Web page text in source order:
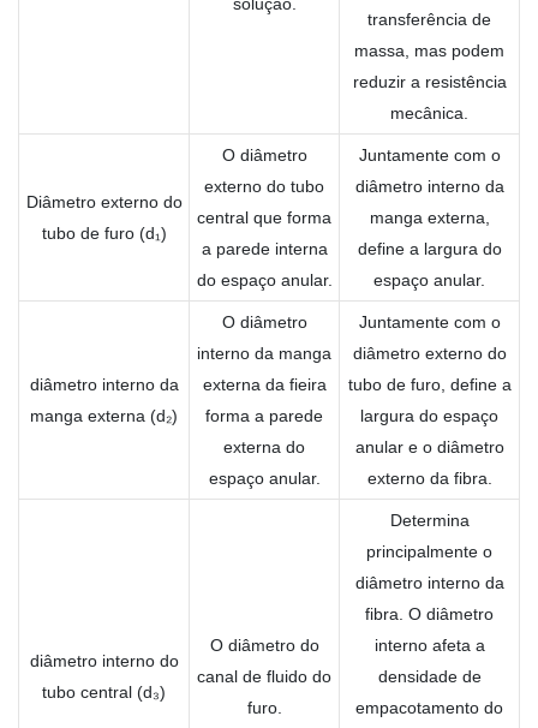
solução.
transferência de
massa, mas podem
reduzir a resistência
mecânica.
Diâmetro externo do
tubo de furo (d₁)
O diâmetro
externo do tubo
central que forma
a parede interna
do espaço anular.
Juntamente com o
diâmetro interno da
manga externa,
define a largura do
espaço anular.
diâmetro interno da
manga externa (d₂)
O diâmetro
interno da manga
externa da fieira
forma a parede
externa do
espaço anular.
Juntamente com o
diâmetro externo do
tubo de furo, define a
largura do espaço
anular e o diâmetro
externo da fibra.
diâmetro interno do
tubo central (d₃)
O diâmetro do
canal de fluido do
furo.
Determina
principalmente o
diâmetro interno da
fibra. O diâmetro
interno afeta a
densidade de
empacotamento do